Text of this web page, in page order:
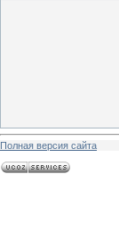
Полная версия сайта